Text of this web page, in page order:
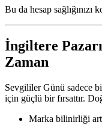
Bu da hesap sağlığınızı
İngiltere
Zaman
Sevgililer Günü sadece
için güçlü bir fırsattır.
Marka bilinirliği